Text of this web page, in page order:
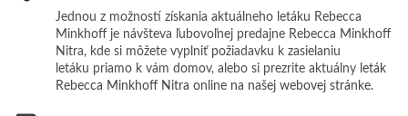
Jednou z možností získania aktuálneho letáku Rebecca
Minkhoff je návšteva ľubovoľnej predajne Rebecca Minkhoff
Nitra, kde si môžete vyplniť požiadavku k zasielaniu
letáku priamo k vám domov, alebo si prezrite aktuálny leták
Rebecca Minkhoff Nitra online na našej webovej stránke.